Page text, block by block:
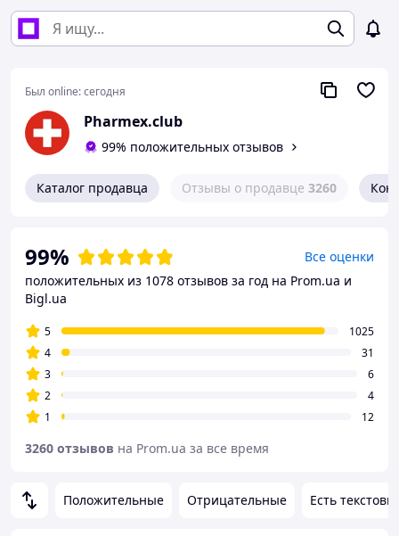
Был online:сегодня
Pharmex.club
99% положительных отзывов
Каталог продавца Отзывы о продавце 3260
Положительные Отрицательные Есть
99%
Все оценки
положительных из 1078 отзывов за год на Prom.ua и
Bigl.ua
5
1025
4
31
3
6
2
4
1
12
3260 отзывов на Prom.ua за все время